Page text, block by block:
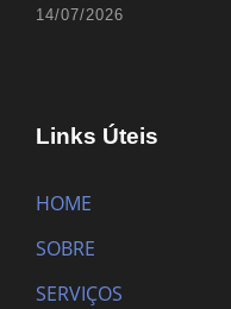
14/07/2026
Links Úteis
HOME
SOBRE
SERVIÇOS